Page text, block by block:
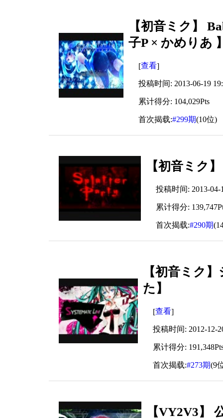
【初音ミク】
子P × かめりあ
[查看]
投稿时间: 2013-06-19
累计得分: 104,029Pts
首次揭载:#299期(10位)
【初音ミク
投稿时间: 2013-04-
累计得分:
首次揭载:#290期
【初音ミク
た】
[查看]
投稿时间: 2012-12-
累计得分:
首次揭载:#273期(9
【VY2V3】